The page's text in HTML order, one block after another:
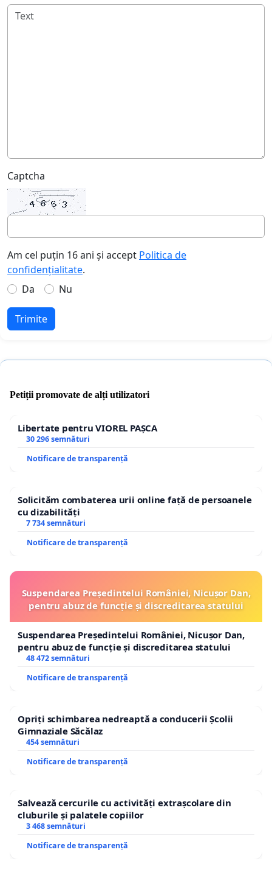
Captcha
Am cel puțin 16 ani și accept Politica de
confidențialitate.
Da
Nu
Trimite
Petiții promovate de alți utilizatori
Libertate pentru VIOREL PAȘCA
30 296 semnături
Notificare de transparență
Solicităm combaterea urii online față de persoanele
cu dizabilități
7 734 semnături
Notificare de transparență
Suspendarea Președintelui României, Nicușor Dan,
pentru abuz de funcție și discreditarea statului
Suspendarea Președintelui României, Nicușor Dan,
pentru abuz de funcție și discreditarea statului
48 472 semnături
Notificare de transparență
Opriți schimbarea nedreaptă a conducerii Școlii
Gimnaziale Săcălaz
454 semnături
Notificare de transparență
Salvează cercurile cu activități extrașcolare din
cluburile și palatele copiilor
3 468 semnături
Notificare de transparență